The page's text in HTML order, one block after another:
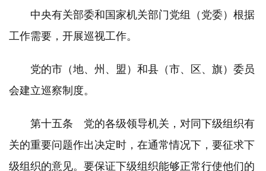
中央有关部委和国家机关部门党组（党委）根据
工作需要，开展巡视工作。
党的市（地、州、盟）和县（市、区、旗）委员
会建立巡察制度。
第十五条 党的各级领导机关，对同下级组织有
关的重要问题作出决定时，在通常情况下，要征求下
级组织的意见。要保证下级组织能够正常行使他们的